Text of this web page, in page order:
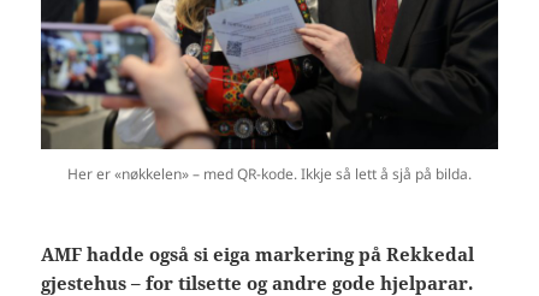
Her er «nøkkelen» – med QR-kode. Ikkje så lett å sjå på bilda.
AMF hadde også si eiga markering på Rekkedal
gjestehus – for tilsette og andre gode hjelparar.